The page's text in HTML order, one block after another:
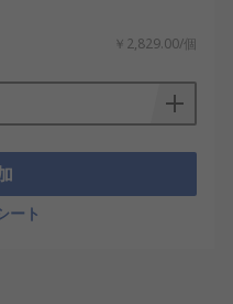
￥2,829.00/個
ート